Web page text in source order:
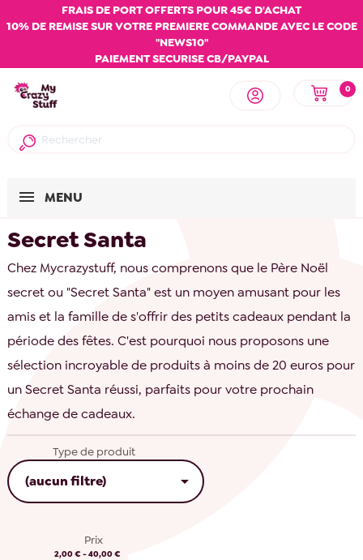
FRAIS DE PORT OFFERTS POUR 45€ D'ACHAT
10% DE REMISE SUR VOTRE PREMIERE COMMANDE AVEC LE CODE
"NEWS10"
PAIEMENT SECURISE CB/PAYPAL
0
MENU
Secret Santa
Chez Mycrazystuff, nous comprenons que le Père Noël
secret ou "Secret Santa" est un moyen amusant pour les
amis et la famille de s'offrir des petits cadeaux pendant la
période des fêtes. C'est pourquoi nous proposons une
sélection incroyable de produits à moins de 20 euros pour
un Secret Santa réussi, parfaits pour votre prochain
échange de cadeaux.
Type de produit
(aucun filtre) 
Prix
2,00 € - 40,00 €